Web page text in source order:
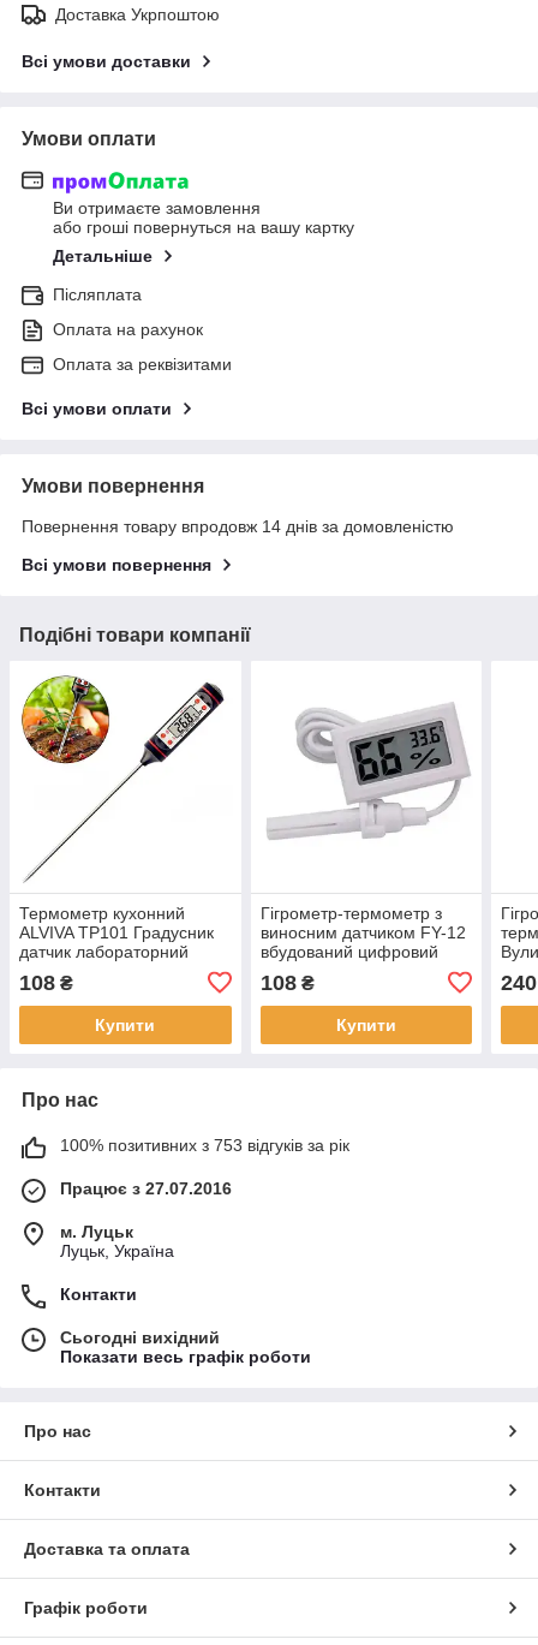
Доставка Укрпоштою
Всі умови доставки
Умови оплати
Ви отримаєте замовлення
або гроші повернуться на вашу картку
Детальніше
Післяплата
Оплата на рахунок
Оплата за реквізитами
Всі умови оплати
Умови повернення
Повернення товару впродовж 14 днів за домовленістю
Всі умови повернення
Подібні товари компанії
Термометр кухонний
ALVIVA TP101 Градусник
датчик лабораторний
108 ₴
Купити
Гігрометр-термометр з
виносним датчиком FY-12
вбудований цифровий
вологомір градусник Білий
108₴
Купити
240
Про нас
100% позитивних з 753 відгуків за рік
Працює з 27.07.2016
м. Луцьк
Луцьк, Україна
Контакти
Сьогодні вихідний
Показати весь графік роботи
Про нас
Контакти
Доставка та оплата
Графік роботи